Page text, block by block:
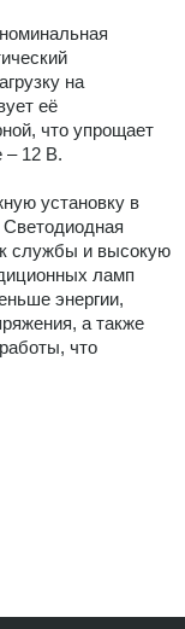
на
её
что упрощает
– 12 В.
установку в
службы и высокую
ламп
энергии,
а также
что